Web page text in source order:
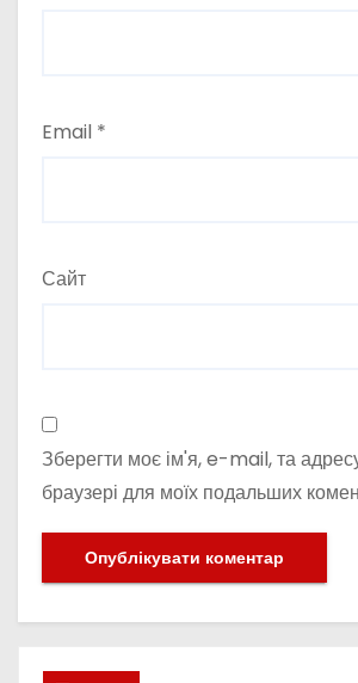
Email *
Сайт
Зберегти моє ім'я, e-mail, та
браузері для моїх подальших